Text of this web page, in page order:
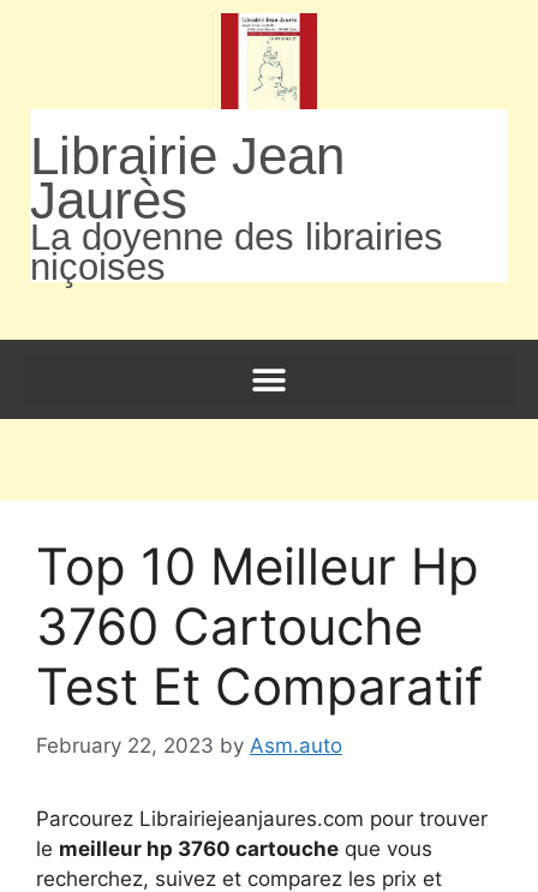
Librairie Jean
Jaurès
La doyenne des librairies
niçoises
Top 10 Meilleur Hp
3760 Cartouche
Test Et Comparatif
February 22, 2023 by Asm.auto
Parcourez Librairiejeanjaures.com pour trouver
le meilleur hp 3760 cartouche que vous
recherchez, suivez et comparez les prix et